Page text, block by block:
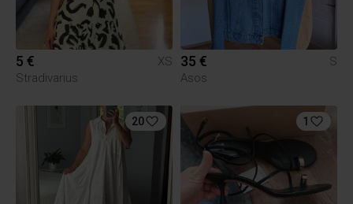
5 €
XS
Stradivarius
35 €
S
Asos
20 1